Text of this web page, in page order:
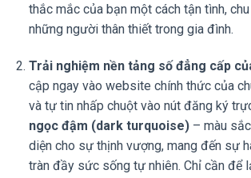
thắc mắc của bạn một cách tận tình,
những người thân thiết trong gia đình.
Trải nghiệm nền tảng số đẳng cấp
cập ngay vào website chính thức của
và tự tin nhấp chuột vào nút đăng ký
ngọc đậm (dark turquoise)– màu
diện cho sự thịnh vượng, mang đến sự
tràn đầy sức sống tự nhiên. Chỉ cần để